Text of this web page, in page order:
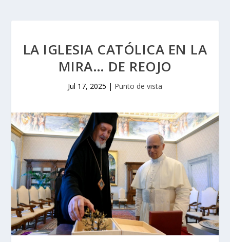
LA IGLESIA CATÓLICA EN LA
MIRA… DE REOJO
Jul 17, 2025 | Punto de vista